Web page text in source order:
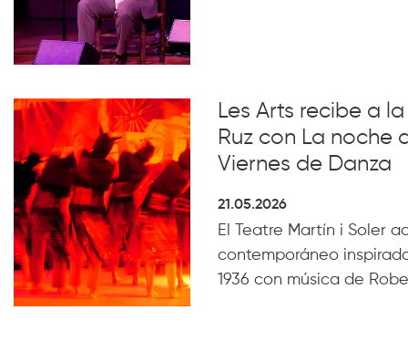
Les Arts recibe a
Ruz con La noche
Viernes de Danza
21.05.2026
El Teatre Martín i Soler
contemporáneo
1936 con música de